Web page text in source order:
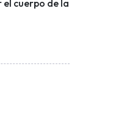
cuerpo de la